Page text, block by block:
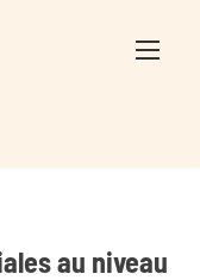
au niveau